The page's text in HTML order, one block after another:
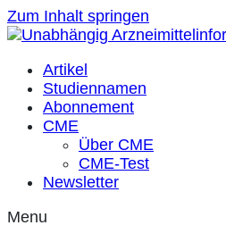
Zum Inhalt springen
Artikel
Studiennamen
Abonnement
CME
Über CME
CME-Test
Newsletter
Menu